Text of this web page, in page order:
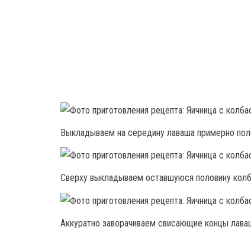
Выкладываем на середину лаваша примерно
Сверху выкладываем оставшуюся половину
Аккуратно заворачиваем свисающие концы